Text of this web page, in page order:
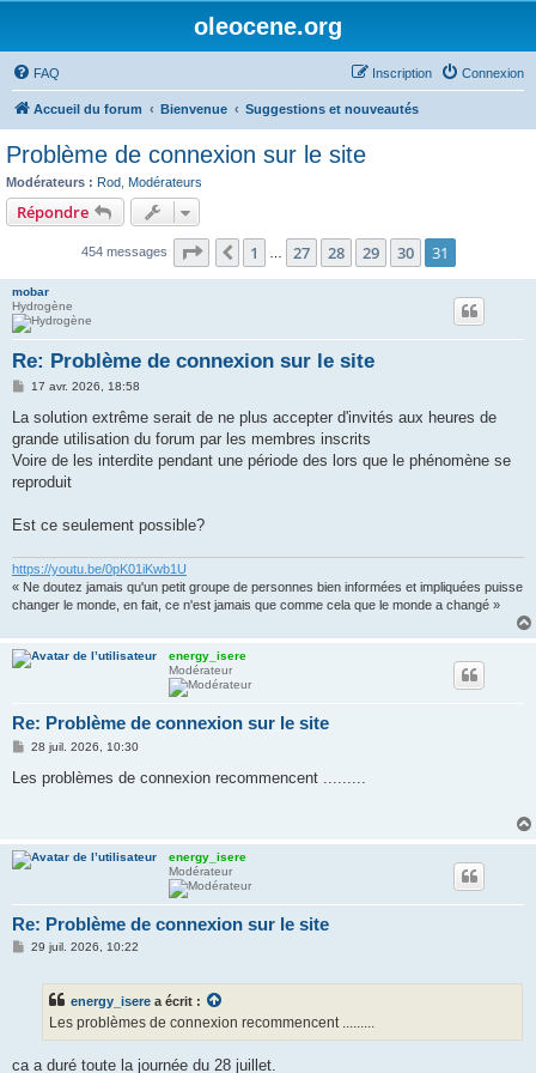
oleocene.org
FAQ Connexion
Inscription
Accueil du forum Bienvenue Suggestions et nouveautés
Problème de connexion sur le site
Modérateurs : Rod Modérateurs
Répondre
454 messages Page 31 31
Précédent
1 27 28 29 30 31
mobar
Hydrogène
Re: Problème de connexion sur le site
M
s
a
g
17 avr. 2026, 18:58
La solution extrême serait de ne plus accepter d'invités aux heures de
grande utilisation du forum par les membres inscrits
Voire de les interdite pendant une période des lors que le phénomène se
reproduit
Est ce seulement possible?
https://youtu.be/0pK01iKwb1U
« Ne doutez jamais qu'un petit groupe de personnes bien informées et impliquées puisse
changer le monde, en fait, ce n'est jamais que comme cela que le monde a changé »
energy_isere
Modérateur
Re: Problème de connexion sur le site
M
s
28 juil. 2026, 10:30
Les problèmes de connexion recommencent .........
energy_isere
Modérateur
Re: Problème de connexion sur le site
M29 juil. 2026, 10:22
energy_isere a écrit :
Les problèmes de connexion recommencent .........
ca a duré toute la journée du 28 juillet.